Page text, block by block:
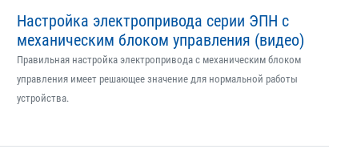
Настройка электропривода серии ЭПН с
механическим блоком управления (видео)
Правильная настройка электропривода с механическим блоком
управления имеет решающее значение для нормальной работы
устройства.